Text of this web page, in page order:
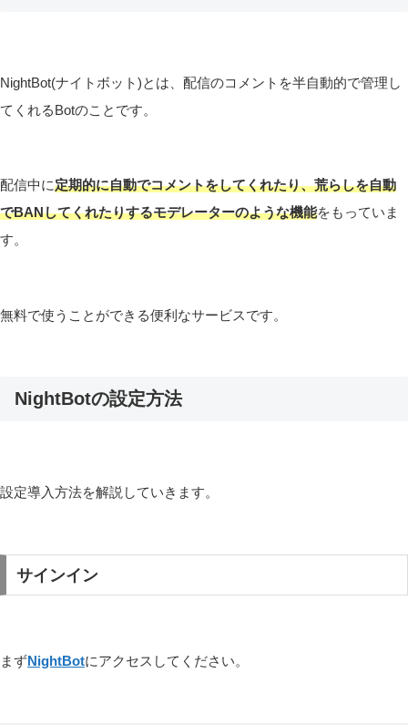
NightBot(ナイトボット)とは、配信のコメントを半自動的で管理し
てくれるBotのことです。
配信中に定期的に自動でコメントをしてくれたり、荒らしを自動
でBANしてくれたりするモデレーターのような機能をもっていま
す。
無料で使うことができる便利なサービスです。
NightBotの設定方法
設定導入方法を解説していきます。
サインイン
まずNightBotにアクセスしてください。